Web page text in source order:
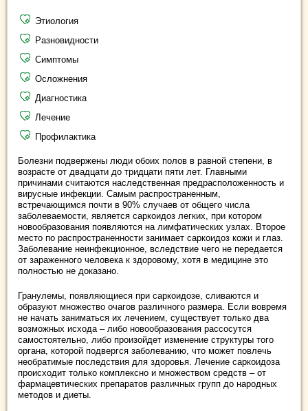
Этиология
Разновидности
Симптомы
Осложнения
Диагностика
Лечение
Профилактика
Болезни подвержены люди обоих полов в равной степени, в
возрасте от двадцати до тридцати пяти лет. Главными
причинами считаются наследственная предрасположенность и
вирусные инфекции. Самым распространенным,
встречающимся почти в 90% случаев от общего числа
заболеваемости, является саркоидоз легких, при котором
новообразования появляются на лимфатических узлах. Второе
место по распространенности занимает саркоидоз кожи и глаз.
Заболевание неинфекционное, вследствие чего не передается
от зараженного человека к здоровому, хотя в медицине это
полностью не доказано.
Гранулемы, появляющиеся при саркоидозе, сливаются и
образуют множество очагов различного размера. Если вовремя
не начать заниматься их лечением, существует только два
возможных исхода – либо новообразования рассосутся
самостоятельно, либо произойдет изменение структуры того
органа, которой подвергся заболеванию, что может повлечь
необратимые последствия для здоровья. Лечение саркоидоза
происходит только комплексно и множеством средств – от
фармацевтических препаратов различных групп до народных
методов и диеты.